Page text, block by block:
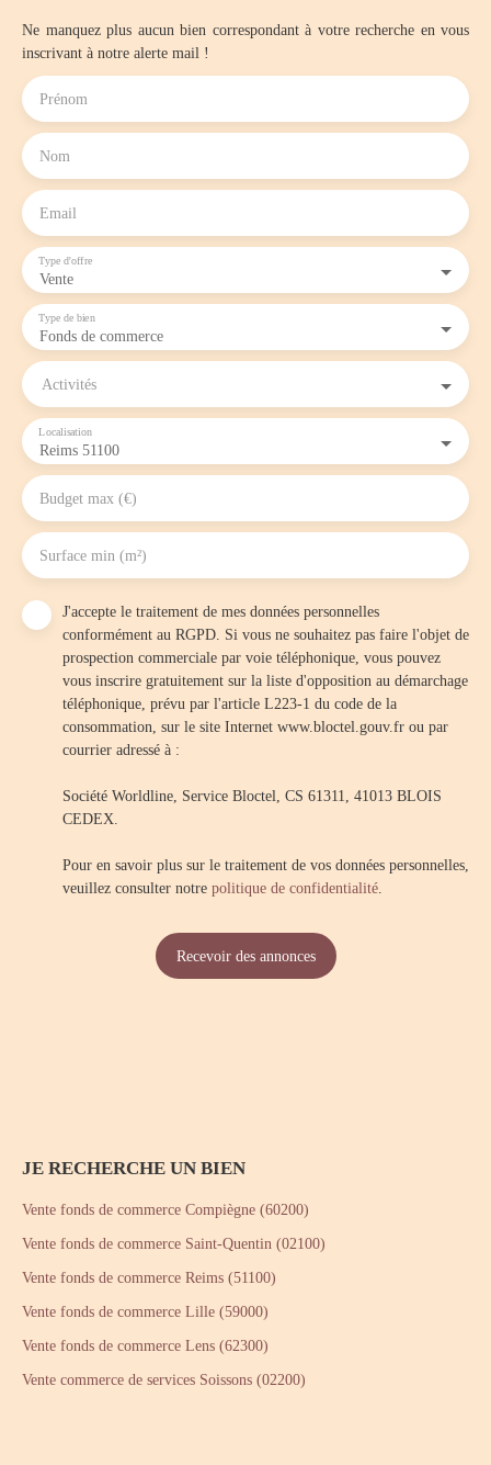
Ne manquez plus aucun bien correspondant à votre recherche en vous
inscrivant à notre alerte mail !
Prénom
Nom
Email
Vente
Type d'offre
Fonds de commerce
Type de bien
Activités
Reims 51100
Localisation
Budget max (€)
Surface min (m²)
J'accepte le traitement de mes données personnelles
conformément au RGPD. Si vous ne souhaitez pas faire l'objet de
prospection commerciale par voie téléphonique, vous pouvez
vous inscrire gratuitement sur la liste d'opposition au démarchage
téléphonique, prévu par l'article L223-1 du code de la
consommation, sur le site Internet www.bloctel.gouv.fr ou par
courrier adressé à :
Société Worldline, Service Bloctel, CS 61311, 41013 BLOIS
CEDEX.
Pour en savoir plus sur le traitement de vos données personnelles,
veuillez consulter notre politique de confidentialité.
Recevoir des annonces
JE RECHERCHE UN BIEN
Vente fonds de commerce Compiègne (60200)
Vente fonds de commerce Saint-Quentin (02100)
Vente fonds de commerce Reims (51100)
Vente fonds de commerce Lille (59000)
Vente fonds de commerce Lens (62300)
Vente commerce de services Soissons (02200)